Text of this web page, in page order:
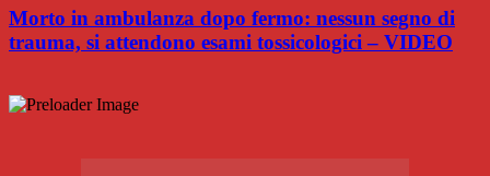
Morto in ambulanza dopo fermo: nessun segno di
trauma, si attendono esami tossicologici – VIDEO